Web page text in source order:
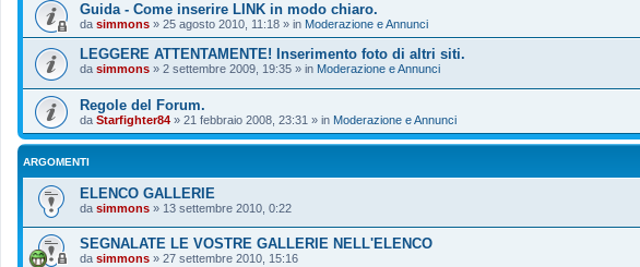
Guida - Come inserire LINK in modo chiaro.
da simmons » 25 agosto 2010, 11:18 » in Moderazione e Annunci
LEGGERE ATTENTAMENTE! Inserimento foto di altri siti.
da simmons » 2 settembre 2009, 19:35 » in Moderazione e Annunci
Regole del Forum.
da Starfighter84 » 21 febbraio 2008, 23:31 » in Moderazione e Annunci
ARGOMENTI
ELENCO GALLERIE
da simmons » 13 settembre 2010, 0:22
SEGNALATE LE VOSTRE GALLERIE NELL'ELENCO
da simmons » 27 settembre 2010, 15:16